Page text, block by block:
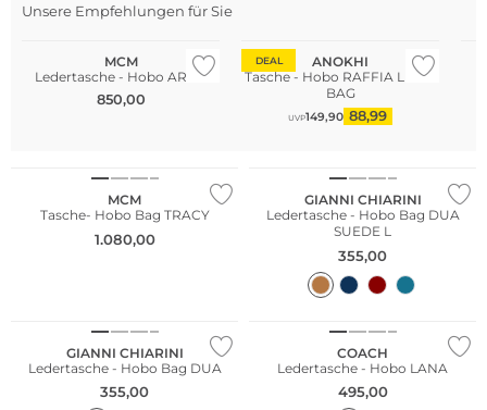
Unsere Empfehlungen für Sie
MCM
Ledertasche - Hobo AREN
850,00
DEAL
ANOKHI
Tasche - Hobo RAFFIA LUNA
BAG
UVP149,90 88,99
MCM
Tasche- Hobo Bag TRACY
1.080,00
GIANNI CHIARINI
Ledertasche - Hobo Bag DUA
SUEDE L
355,00
GIANNI CHIARINI
Ledertasche - Hobo Bag DUA
355,00
COACH
Ledertasche - Hobo LANA
495,00